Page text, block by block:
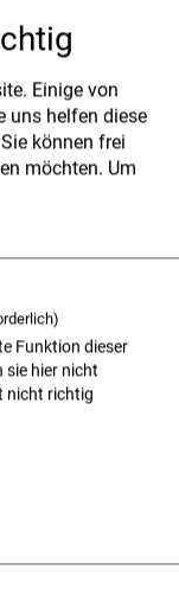
Daten
Einige von
uns helfen diese
können frei
möchten. Um
Funktion dieser
sie hier nicht
nicht richtig